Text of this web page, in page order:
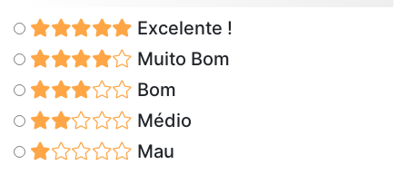
Excelente !
Muito Bom
Bom
Médio
Mau